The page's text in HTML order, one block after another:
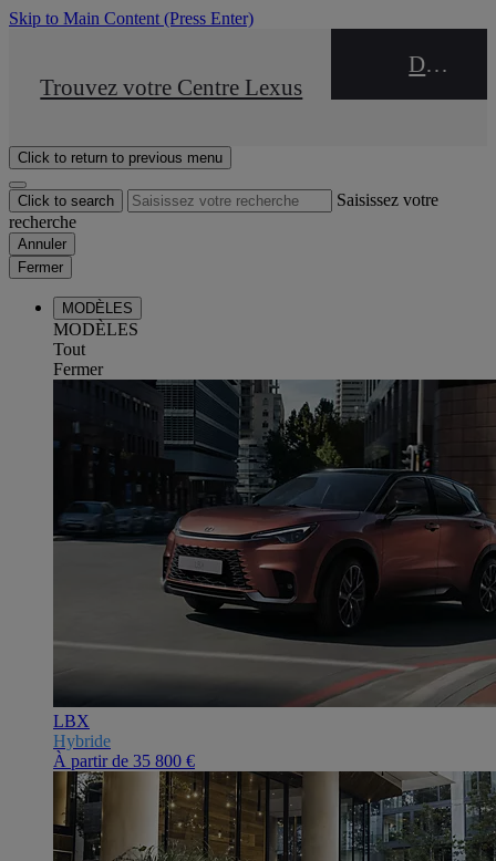
Skip to Main Content (Press Enter)
STOP DRIVE Takata
Trouvez votre Centre Lexus
DEALER NAME
Click to return to previous menu
Click to search
Saisissez votre
recherche
Annuler
Fermer
MODÈLES
MODÈLES
Tout
Fermer
LBX
Hybride
À partir de 35 800 €